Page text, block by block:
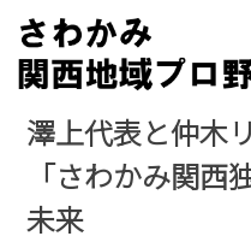
Skip
content
澤上代表と仲木
「さわかみ関西
未来